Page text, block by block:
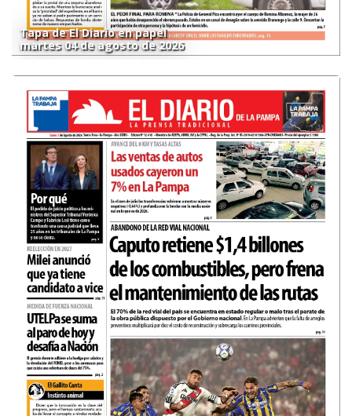
Tapa de El Diario en papel
martes 04 de agosto de 2026